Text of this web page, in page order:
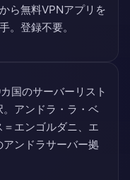
から無料VPNアプリを
。登録不要。
国のサーバーリスト
アンドラ・ラ・ベ
エンゴルダニ、エ
ンドラサーバー拠